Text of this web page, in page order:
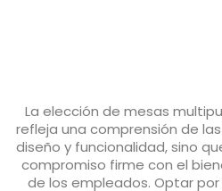
La elección de mesas
refleja una comprensión de
diseño y funcionalidad, sino
compromiso firme con el
de los empleados. Optar